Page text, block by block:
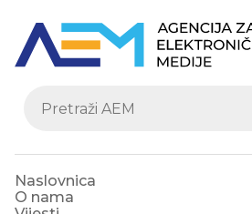
Naslovnica
O nama